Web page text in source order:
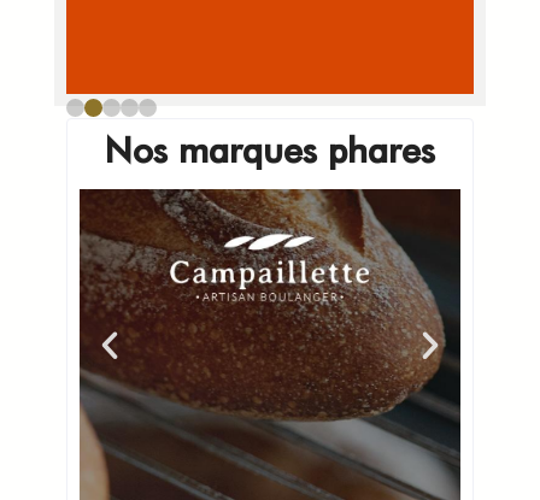
Enseignes de
boulangerie et
grossistes
Voir plus
Nos marques phares